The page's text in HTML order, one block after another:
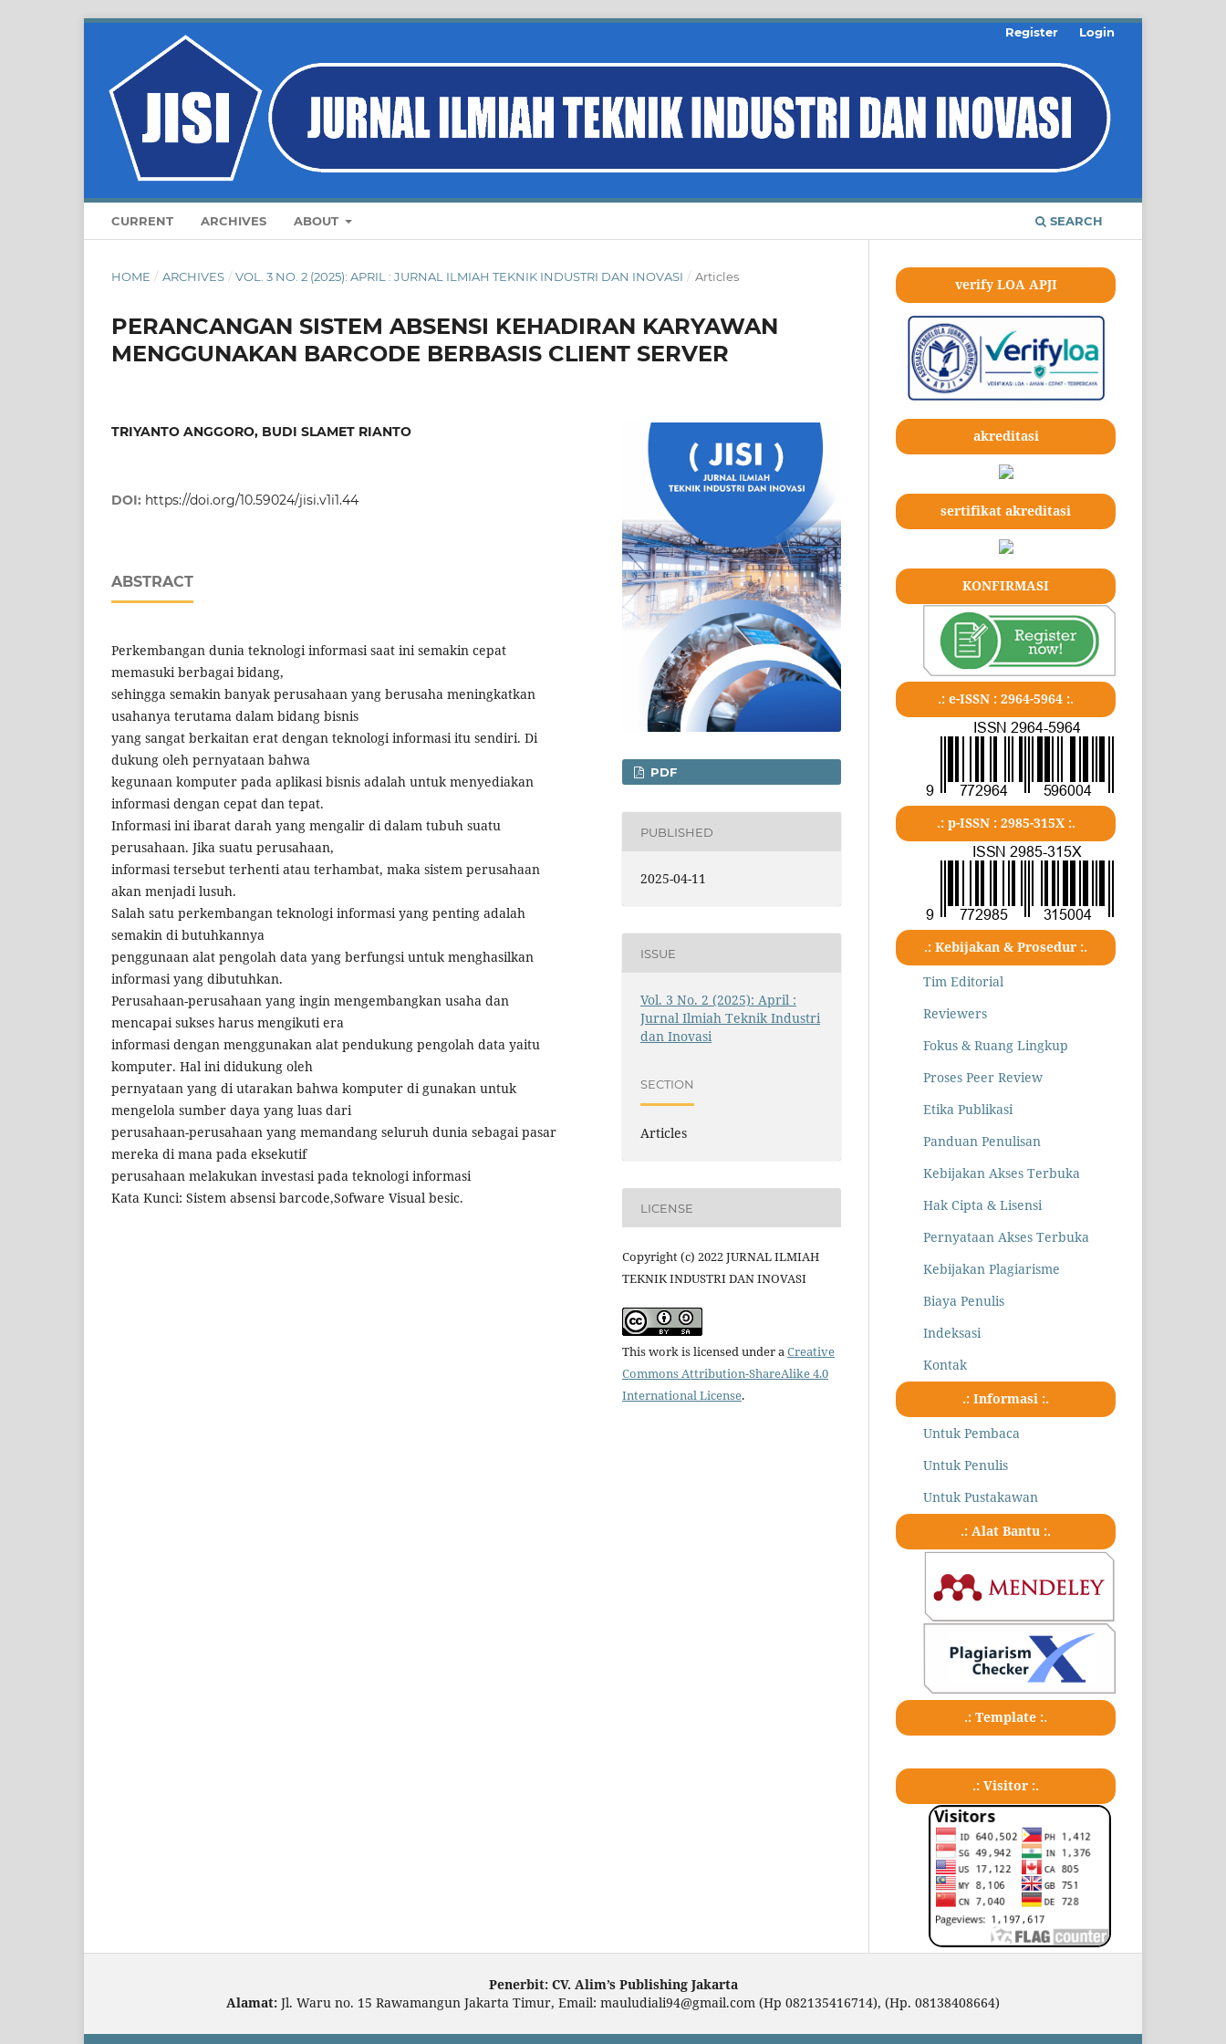
CURRENT ARCHIVES ABOUT SEARCH
Register Login
HOME / ARCHIVES / VOL. 3 NO. 2 (2025): APRIL : JURNAL ILMIAH TEKNIK INDUSTRI DAN INOVASI / Articles
PERANCANGAN SISTEM ABSENSI KEHADIRAN KARYAWAN
MENGGUNAKAN BARCODE BERBASIS CLIENT SERVER
TRIYANTO ANGGORO, BUDI SLAMET RIANTO
DOI: https://doi.org/10.59024/jisi.v1i1.44
ABSTRACT
Perkembangan dunia teknologi informasi saat ini semakin cepat
memasuki berbagai bidang,
sehingga semakin banyak perusahaan yang berusaha meningkatkan
usahanya terutama dalam bidang bisnis
yang sangat berkaitan erat dengan teknologi informasi itu sendiri. Di
dukung oleh pernyataan bahwa
kegunaan komputer pada aplikasi bisnis adalah untuk menyediakan
informasi dengan cepat dan tepat.
Informasi ini ibarat darah yang mengalir di dalam tubuh suatu
perusahaan. Jika suatu perusahaan,
informasi tersebut terhenti atau terhambat, maka sistem perusahaan
akan menjadi lusuh.
Salah satu perkembangan teknologi informasi yang penting adalah
semakin di butuhkannya
penggunaan alat pengolah data yang berfungsi untuk menghasilkan
informasi yang dibutuhkan.
Perusahaan-perusahaan yang ingin mengembangkan usaha dan
mencapai sukses harus mengikuti era
informasi dengan menggunakan alat pendukung pengolah data yaitu
komputer. Hal ini didukung oleh
pernyataan yang di utarakan bahwa komputer di gunakan untuk
mengelola sumber daya yang luas dari
perusahaan-perusahaan yang memandang seluruh dunia sebagai pasar
mereka di mana pada eksekutif
perusahaan melakukan investasi pada teknologi informasi
Kata Kunci: Sistem absensi barcode,Sofware Visual besic.
PDF
PUBLISHED
2025-04-11
ISSUE
Vol. 3 No. 2 (2025): April :
Jurnal Ilmiah Teknik Industri
dan Inovasi
SECTION
Articles
LICENSE
Copyright (c) 2022 JURNAL ILMIAH
TEKNIK INDUSTRI DAN INOVASI
This work is licensed under aCreative
Commons Attribution-ShareAlike 4.0
International License.
verify LOA APJI
akreditasi
sertifikat akreditasi
KONFIRMASI
.: e-ISSN : 2964-5964 :.
.: p-ISSN : 2985-315X :.
.: Kebijakan & Prosedur :.
Tim Editorial
Reviewers
Fokus & Ruang Lingkup
Proses Peer Review
Etika Publikasi
Panduan Penulisan
Kebijakan Akses Terbuka
Hak Cipta & Lisensi
Pernyataan Akses Terbuka
Kebijakan Plagiarisme
Biaya Penulis
Indeksasi
Kontak
.: Informasi :.
Untuk Pembaca
Untuk Penulis
Untuk Pustakawan
.: Alat Bantu :.
.: Template :.
.: Visitor :.
Penerbit: CV. Alim’s Publishing Jakarta
Alamat: Jl. Waru no. 15 Rawamangun Jakarta Timur, Email: mauludiali94@gmail.com (Hp 082135416714), (Hp. 08138408664)